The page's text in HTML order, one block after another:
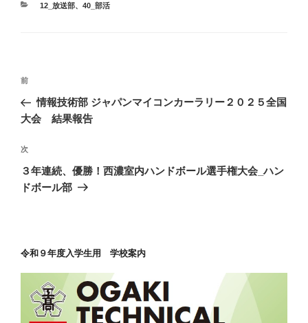
カ
12_放送部、 40_部活
投
ナ
ゲ
ー
シ
前
の
投
前
情報技術部 ジャパンマイコンカーラリー２０２５全国
大会 結果報告
次
の
投
次
３年連続、優勝！西濃室内ハンドボール選手権大会_ハン
ドボール部
令和９年度入学生用 学校案内